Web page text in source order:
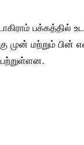
பக்கத்தில்
முன் மற்றும் பின்